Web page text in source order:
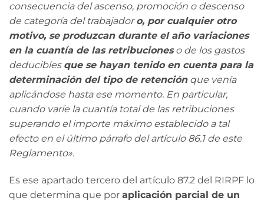
consecuencia del ascenso, promoción o descenso
de categoría del trabajadoro, por cualquier otro
motivo, se produzcan durante el año variaciones
en la cuantía de las retribucioneso de los gastos
deducibles que se hayan tenido en cuenta para la
determinación del tipo de retenciónque venía
aplicándose hasta ese momento. En particular,
cuando varíe la cuantía total de las retribuciones
superando el importe máximo establecido a tal
efecto en el último párrafo del artículo 86.1 de este
Reglamento».
Es ese apartado tercero del artículo 87.2 del RIRPF lo
que determina que por aplicación parcial de un